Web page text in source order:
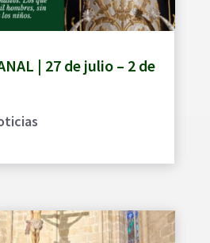
| 27 de julio – 2 de